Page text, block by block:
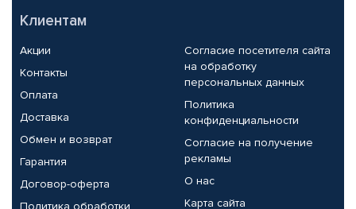
Клиентам
Акции
Контакты
Оплата
Доставка
Обмен и возврат
Гарантия
Договор-оферта
Политика обработки
Согласие посетителя сайта
на обработку
персональных данных
Политика
конфиденциальности
Согласие на получение
рекламы
О нас
Карта сайта